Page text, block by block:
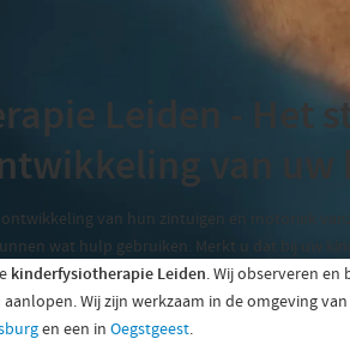
Leiden - Het
van uw
van hun zintuigen en motoriek
wat hulp gebruiken. Merkt u dat bij uw
kinderfysiotherapie Leiden. Wij observeren
Wij zijn werkzaam in de omgeving
en een in Oegstgeest.